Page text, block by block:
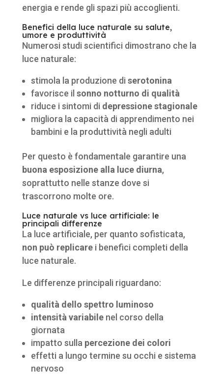
energia e rende gli spazi più accoglienti.
Benefici della luce naturale su salute,
umore e produttività
Numerosi studi scientifici dimostrano che la
luce naturale:
stimola la produzione di serotonina
favorisce il sonno notturno di qualità
riduce i sintomi di depressione stagionale
migliora la capacità di apprendimento nei
bambini e la produttività negli adulti
Per questo è fondamentale garantire una
buona esposizione alla luce diurna,
soprattutto nelle stanze dove si
trascorrono molte ore.
Luce naturale vs luce artificiale: le
principali differenze
La luce artificiale, per quanto sofisticata,
non può replicarei benefici completi della
luce naturale.
Le differenze principali riguardano:
qualità dello spettro luminoso
intensità variabilenel corso della
giornata
impatto sulla percezione dei colori
effetti a lungo termine su occhi e sistema
nervoso